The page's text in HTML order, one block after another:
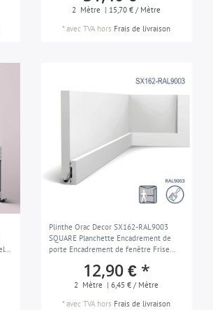
2 Mètre | 15,70 € / Mètre
*avec TVA hors Frais de livraison
Plinthe Orac Decor SX162-RAL9003
SQUARE Planchette Encadrement de
porte Encadrement de fenêtre Frise
décorative design moderne blanc 2 m
12,90 € *
2 Mètre | 6,45 € / Mètre
*avec TVA hors Frais de livraison